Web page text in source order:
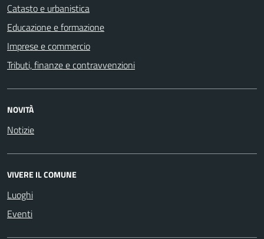
Catasto e urbanistica
Educazione e formazione
Imprese e commercio
Tributi, finanze e contravvenzioni
NOVITÀ
Notizie
VIVERE IL COMUNE
Luoghi
Eventi